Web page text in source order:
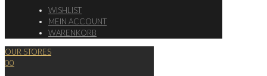
WISHLIST
MEIN ACCOUNT
WARENKORB
OUR STORES
00